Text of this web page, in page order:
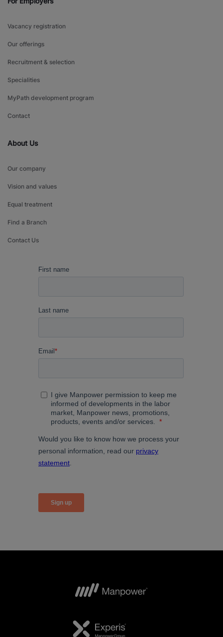
Vacancy registration
Our offerings
Recruitment & selection
Specialities
MyPath development program
Contact
About Us
Our company
Vision and values
Equal treatment
Find a Branch
Contact Us